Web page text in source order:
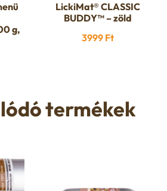
g,
LickiMat® CLASSIC
BUDDY™ – zöld
3999 Ft
termékek